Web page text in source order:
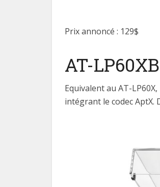
Prix annoncé : 129$
AT-
Equivalent au AT-
intégrant le codec AptX.